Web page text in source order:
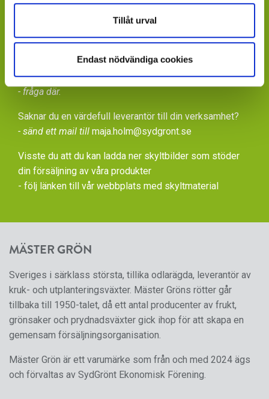
Tillåt urval
Endast nödvändiga cookies
Saknar du kontaktperson - sänd ett mail till
info@mastergron.se
Får du ditt varuflöde via lokala blomstergrossister som
tillhandahåller våra växter under säsong
- fråga där.
Saknar du en värdefull leverantör till din verksamhet?
- sänd ett mail till maja.holm@sydgront.se
Visste du att du kan ladda ner skyltbilder som stöder
din försäljning av våra produkter
- följ länken till vår webbplats med skyltmaterial
MÄSTER GRÖN
Sveriges i särklass största, tillika odlarägda, leverantör av
kruk- och utplanteringsväxter. Mäster Gröns rötter går
tillbaka till 1950-talet, då ett antal producenter av frukt,
grönsaker och prydnadsväxter gick ihop för att skapa en
gemensam försäljningsorganisation.
Mäster Grön är ett varumärke som från och med 2024 ägs
och förvaltas av SydGrönt Ekonomisk Förening.